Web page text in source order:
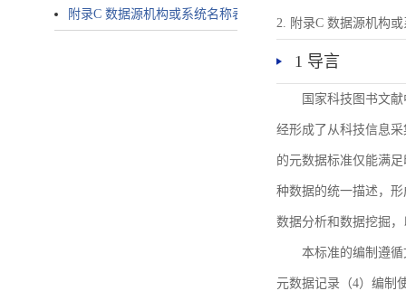
附录C 数据源机构或系统名称表
2. 附录C 数据源机构或
1 导言
国家科技图书文
经形成了从科技信息
的元数据标准仅能满
种数据的统一描述，
数据分析和数据挖掘
本标准的编制遵
元数据记录（4）编制